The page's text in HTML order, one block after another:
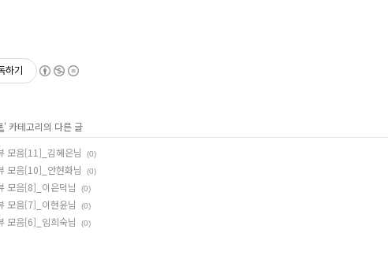
하기
' 카테고리의 다른 글
모음[11]_김혜은님
(0)
모음[10]_안현화님 (0)
모음[8]_이은덕님 (0)
모음[7]_이현윤님 (0)
모음[6]_임희숙님 (0)